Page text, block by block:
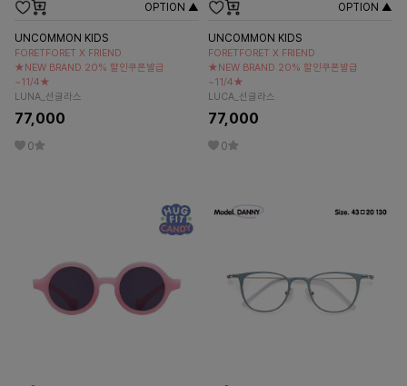
OPTION ▲
UNCOMMON KIDS
FORETFORET X FRIEND
★NEW BRAND 20% 할인쿠폰발급
~11/4★
LUNA_선글라스
77,000
0
OPTION ▲
UNCOMMON KIDS
FORETFORET X FRIEND
★NEW BRAND 20% 할인쿠폰발급
~11/4★
LUCA_선글라스
77,000
0